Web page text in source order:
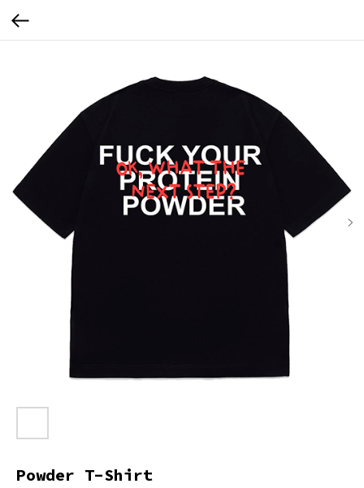
Powder T-Shirt